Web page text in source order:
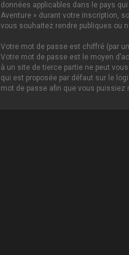
données applicables dans le pays
Aventure » durant votre inscription,
vous souhaitez rendre publiques ou
Votre mot de passe est chiffré (par
Votre mot de passe est le moyen
à un site de tierce partie ne peut
qui est proposée par défaut sur le
mot de passe afin que vous puissiez